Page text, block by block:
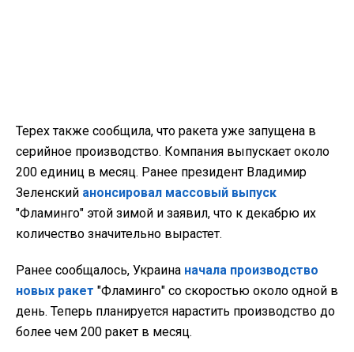
Терех также сообщила, что ракета уже запущена в
серийное производство. Компания выпускает около
200 единиц в месяц. Ранее президент Владимир
Зеленский анонсировал массовый выпуск
"Фламинго" этой зимой и заявил, что к декабрю их
количество значительно вырастет.
Ранее сообщалось, Украина начала производство
новых ракет "Фламинго" со скоростью около одной в
день. Теперь планируется нарастить производство до
более чем 200 ракет в месяц.